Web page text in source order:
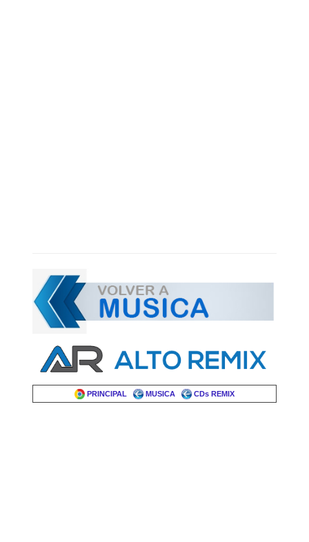
PRINCIPAL MUSICA CDs REMIX